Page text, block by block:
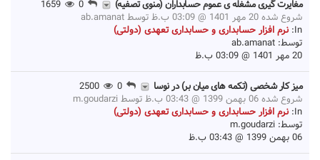
مغایرت گیری مشغله ی عموم حسابداران (منوی تصفیه)
0
شروع شده 20 مهر 1401 @ 03:09 ب.ظ توسط
ab.amanat
In: نرم افزار حسابداری و حسابداری تعهدی (دولتی)
توسط: ab.amanat
20 مهر 1401 @ 03:09 ب.ظ
میز کار شخصی (تکمه های میان بر) در نوسا
0
شروع شده 06 بهمن 1399 @ 03:43 ب.ظ توسط
m.goudarzi
In: نرم افزار حسابداری و حسابداری تعهدی (دولتی)
توسط: m.goudarzi
06 بهمن 1399 @ 03:43 ب.ظ